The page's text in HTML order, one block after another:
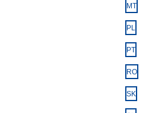
MT
PL
PT
RO
SK